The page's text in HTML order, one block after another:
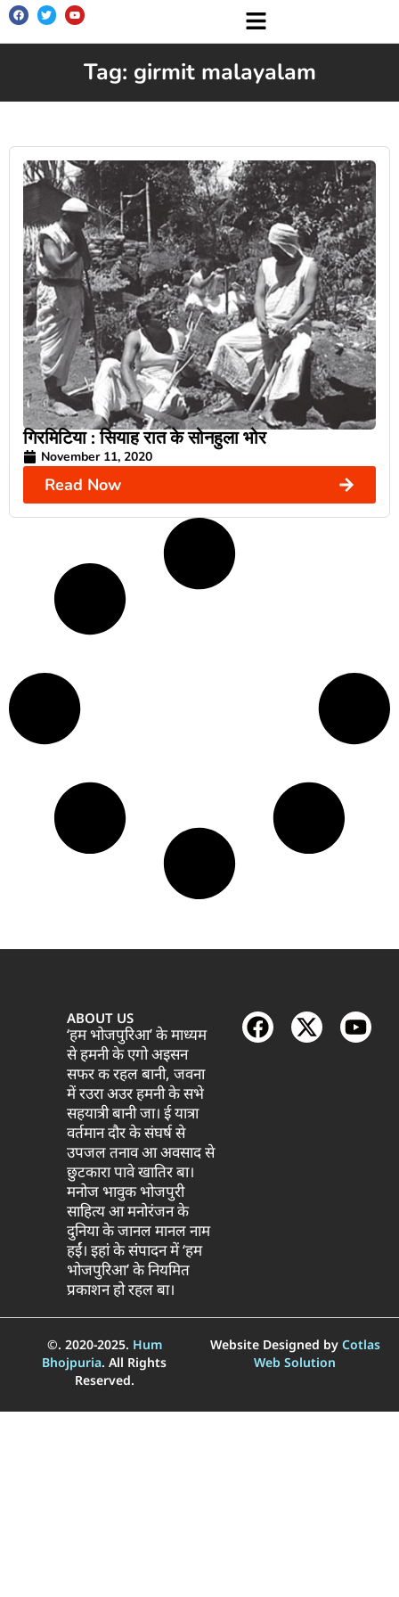
Tag: girmit malayalam
गिरमिटिया : सियाह रात के सोनहुला भोर
November 11, 2020
Read Now
ABOUT US
‘हम भोजपुरिआ’ के माध्यम
से हमनी के एगो अइसन
सफर क रहल बानी, जवना
में रउरा अउर हमनी के सभे
सहयात्री बानी जा। ई यात्रा
वर्तमान दौर के संघर्ष से
उपजल तनाव आ अवसाद से
छुटकारा पावे खातिर बा।
मनोज भावुक भोजपुरी
साहित्य आ मनोरंजन के
दुनिया के जानल मानल नाम
हईं। इहां के संपादन में ‘हम
भोजपुरिआ’ के नियमित
प्रकाशन हो रहल बा।
©. 2020-2025. Hum
Bhojpuria. All Rights
Reserved.
Website Designed by Cotlas
Web Solution